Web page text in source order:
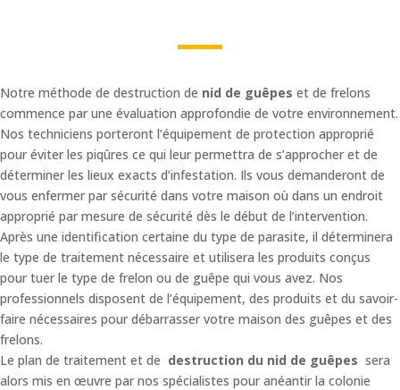
Notre méthode de destruction de nid de guêpes et de frelons
commence par une évaluation approfondie de votre environnement.
Nos techniciens porteront l’équipement de protection approprié
pour éviter les piqûres ce qui leur permettra de s’approcher et de
déterminer les lieux exacts d’infestation. Ils vous demanderont de
vous enfermer par sécurité dans votre maison où dans un endroit
approprié par mesure de sécurité dès le début de l’intervention.
Après une identification certaine du type de parasite, il déterminera
le type de traitement nécessaire et utilisera les produits conçus
pour tuer le type de frelon ou de guêpe qui vous avez. Nos
professionnels disposent de l’équipement, des produits et du savoir-
faire nécessaires pour débarrasser votre maison des guêpes et des
frelons.
Le plan de traitement et de destruction du nid de guêpes sera
alors mis en œuvre par nos spécialistes pour anéantir la colonie